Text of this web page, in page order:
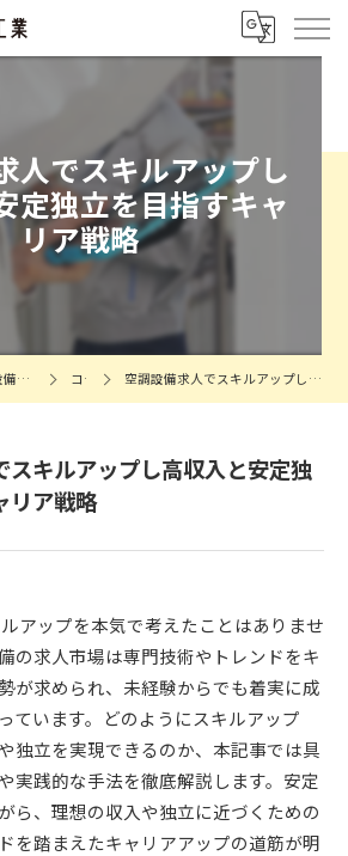
人でスキルアップし
定独立を目指すキャ
リア戦略
大阪府松原市で空調設備の求人なら株式会社堀谷設備工業 コラム 空調設備求人でスキルアップし高収入と安定独立を目指すキャリア戦略
スキルアップし高収入と安定独
リア戦略
アップを本気で考えたことはありませ
の求人市場は専門技術やトレンドをキ
が求められ、未経験からでも着実に成
ています。どのようにスキルアップ
独立を実現できるのか、本記事では具
実践的な手法を徹底解説します。安定
ら、理想の収入や独立に近づくための
を踏まえたキャリアアップの道筋が明